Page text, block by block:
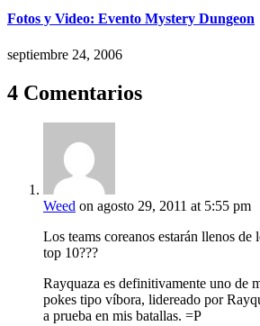
Fotos y Video: Evento Mystery Dungeon
septiembre 24, 2006
4 Comentarios
Weed on agosto 29, 2011 at 5:55 pm
Los teams coreanos estarán llenos de
top 10???
Rayquaza es definitivamente uno de
pokes tipo víbora, lidereado por
a prueba en mis batallas. =P